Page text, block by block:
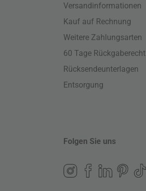
Versandinformationen
Kauf auf Rechnung
Weitere Zahlungsarten
60 Tage Rückgaberecht
Rücksendeunterlagen
Entsorgung
Folgen Sie uns